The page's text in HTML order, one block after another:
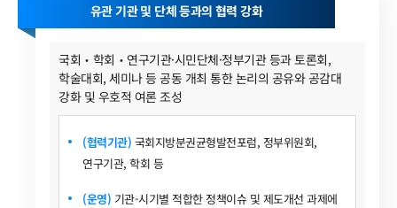
유관 기관 및 단체 등과의 협력 강화
국회‧학회‧연구기관·시민단체·정부기관 등과 토론회,
학술대회, 세미나 등 공동 개최 통한 논리의 공유와 공감대
강화 및 우호적 여론 조성
(협력기관) 국회지방분권균형발전포럼, 정부위원회,
연구기관, 학회 등
(운영) 기관-시기별 적합한 정책이슈 및 제도개선 과제에